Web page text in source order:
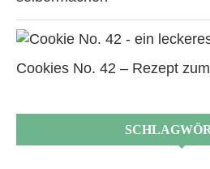
Cookies No. 42 – Rezept